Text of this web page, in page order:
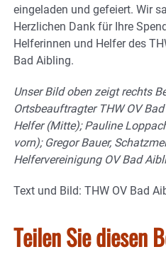
eingeladen und gefeiert. Wir
Herzlichen Dank für Ihre
Helferinnen und Helfer des
Bad Aibling.
Unser Bild oben zeigt rechts
Ortsbeauftragter THW OV
Helfer (Mitte); Pauline
vorn); Gregor Bauer,
Helfervereinigung OV Bad
Text und Bild: THW OV Bad
Teilen Sie diesen